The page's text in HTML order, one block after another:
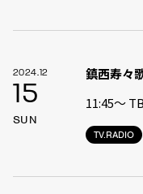
2024.12
15
SUN
TV.RADIO
鎮西寿々
11:45〜